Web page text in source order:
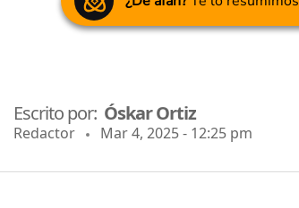
Escrito por: Óskar Ortiz
Redactor Mar 4, 2025 - 12:25 pm